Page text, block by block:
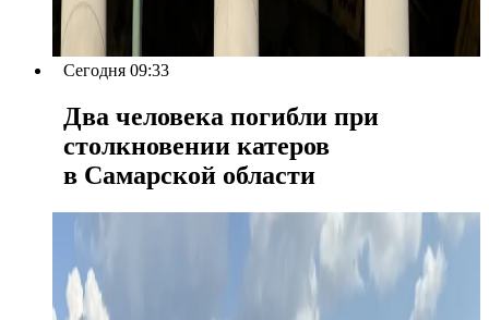
Сегодня 09:33
Два человека погибли при
столкновении катеров
в Самарской области